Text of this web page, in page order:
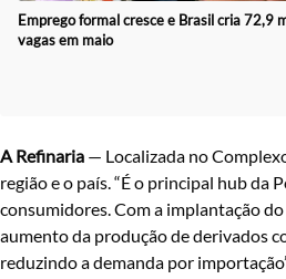
Emprego formal cresce e Brasil cria 72,9
vagas em maio
A Refinaria — Localizada no
região e o país. “É o principal hub da
consumidores. Com a implantação
aumento da produção de derivados
reduzindo a demanda por